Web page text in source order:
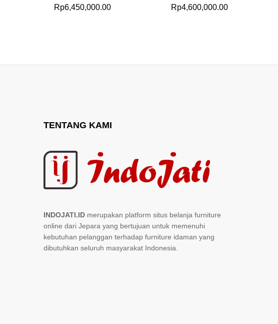
Rp6,450,000.00 Rp4,600,000.00
TENTANG KAMI
INDOJATI.ID merupakan platform situs belanja furniture
online dari Jepara yang bertujuan untuk memenuhi
kebutuhan pelanggan terhadap furniture idaman yang
dibutuhkan seluruh masyarakat Indonesia.